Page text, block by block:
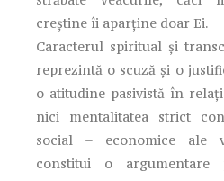
creştine îi aparţine doar Ei.
Caracterul spiritual şi
reprezintă o scuză şi o
o atitudine pasivistă în
nici mentalitatea strict
social – economice ale
constitui o argumentare